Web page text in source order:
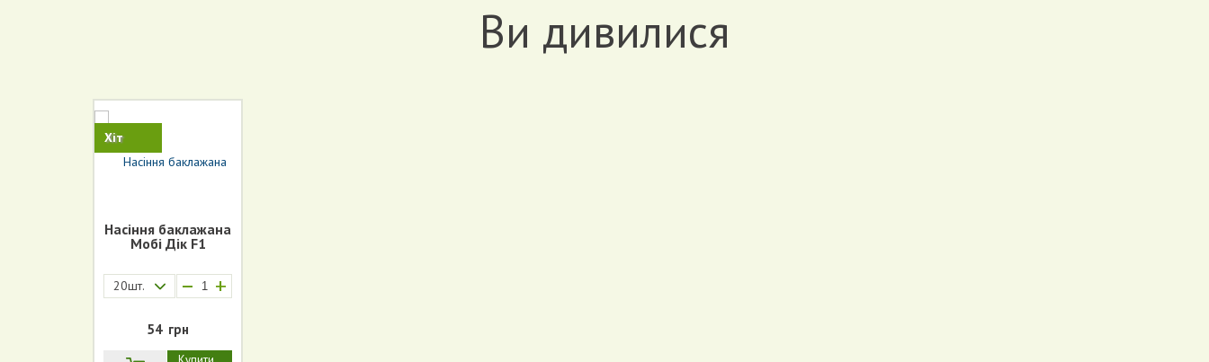
Ви дивилися
Хіт
Насіння баклажана
Мобі Дік F1
20шт. +
54 грн